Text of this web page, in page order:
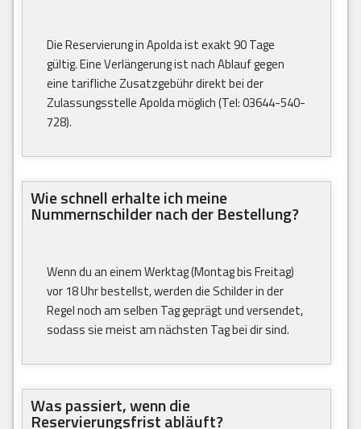
Die Reservierung in Apolda ist exakt 90 Tage
gültig. Eine Verlängerung ist nach Ablauf gegen
eine tarifliche Zusatzgebühr direkt bei der
Zulassungsstelle Apolda möglich (Tel: 03644-540-
728).
Wie schnell erhalte ich meine
Nummernschilder nach der Bestellung?
Wenn du an einem Werktag (Montag bis Freitag)
vor 18 Uhr bestellst, werden die Schilder in der
Regel noch am selben Tag geprägt und versendet,
sodass sie meist am nächsten Tag bei dir sind.
Was passiert, wenn die
Reservierungsfrist abläuft?